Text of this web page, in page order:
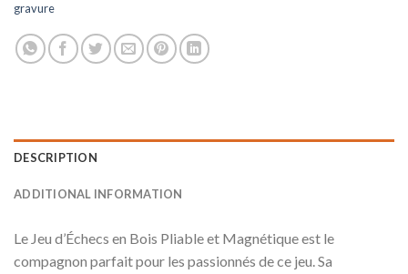
gravure
DESCRIPTION
ADDITIONAL INFORMATION
Le Jeu d’Échecs en Bois Pliable et Magnétique est le
compagnon parfait pour les passionnés de ce jeu. Sa